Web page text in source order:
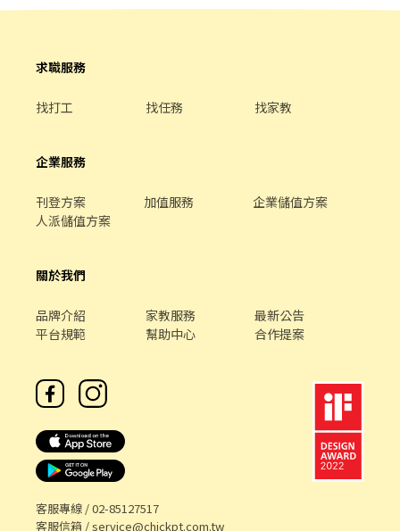
$49937+10000
求職服務
找打工 找任務 找家教
企業服務
刊登方案 加值服務
企業儲值方案
人派儲值方案
關於我們
品牌介紹 家教服務
最新公告
平台規範
幫助中心 合作提案
客服專線 /02-85127517
客服信箱 /service@chickpt.com.tw